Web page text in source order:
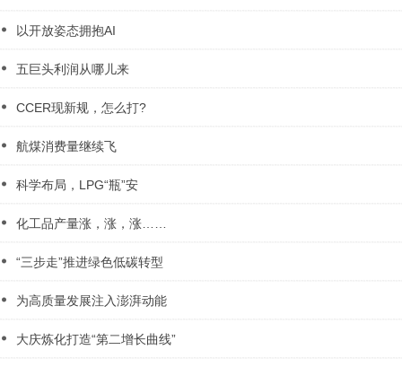
以开放姿态拥抱AI
五巨头利润从哪儿来
CCER现新规，怎么打?
航煤消费量继续飞
科学布局，LPG“瓶”安
化工品产量涨，涨，涨……
“三步走”推进绿色低碳转型
为高质量发展注入澎湃动能
大庆炼化打造“第二增长曲线”